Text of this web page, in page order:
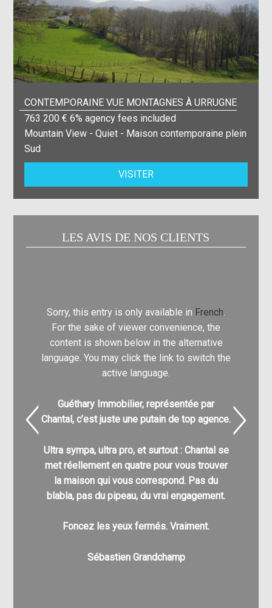
CONTEMPORAINE VUE MONTAGNES À URRUGNE
763 200 € 6% agency fees included
Mountain View - Quiet - Maison contemporaine plein
Sud
VISITER
LES AVIS DE NOS CLIENTS
Sorry, this entry is only available in French.
For the sake of viewer convenience, the
content is shown below in the alternative
language. You may click the link to switch the
active language.
Guéthary Immobilier, représentée par
Chantal, c’est juste une putain de top agence.
Ultra sympa, ultra pro, et surtout : Chantal se
met réellement en quatre pour vous trouver
la maison qui vous correspond. Pas du
blabla, pas du pipeau, du vrai engagement.
Foncez les yeux fermés. Vraiment.
Sébastien Grandchamp